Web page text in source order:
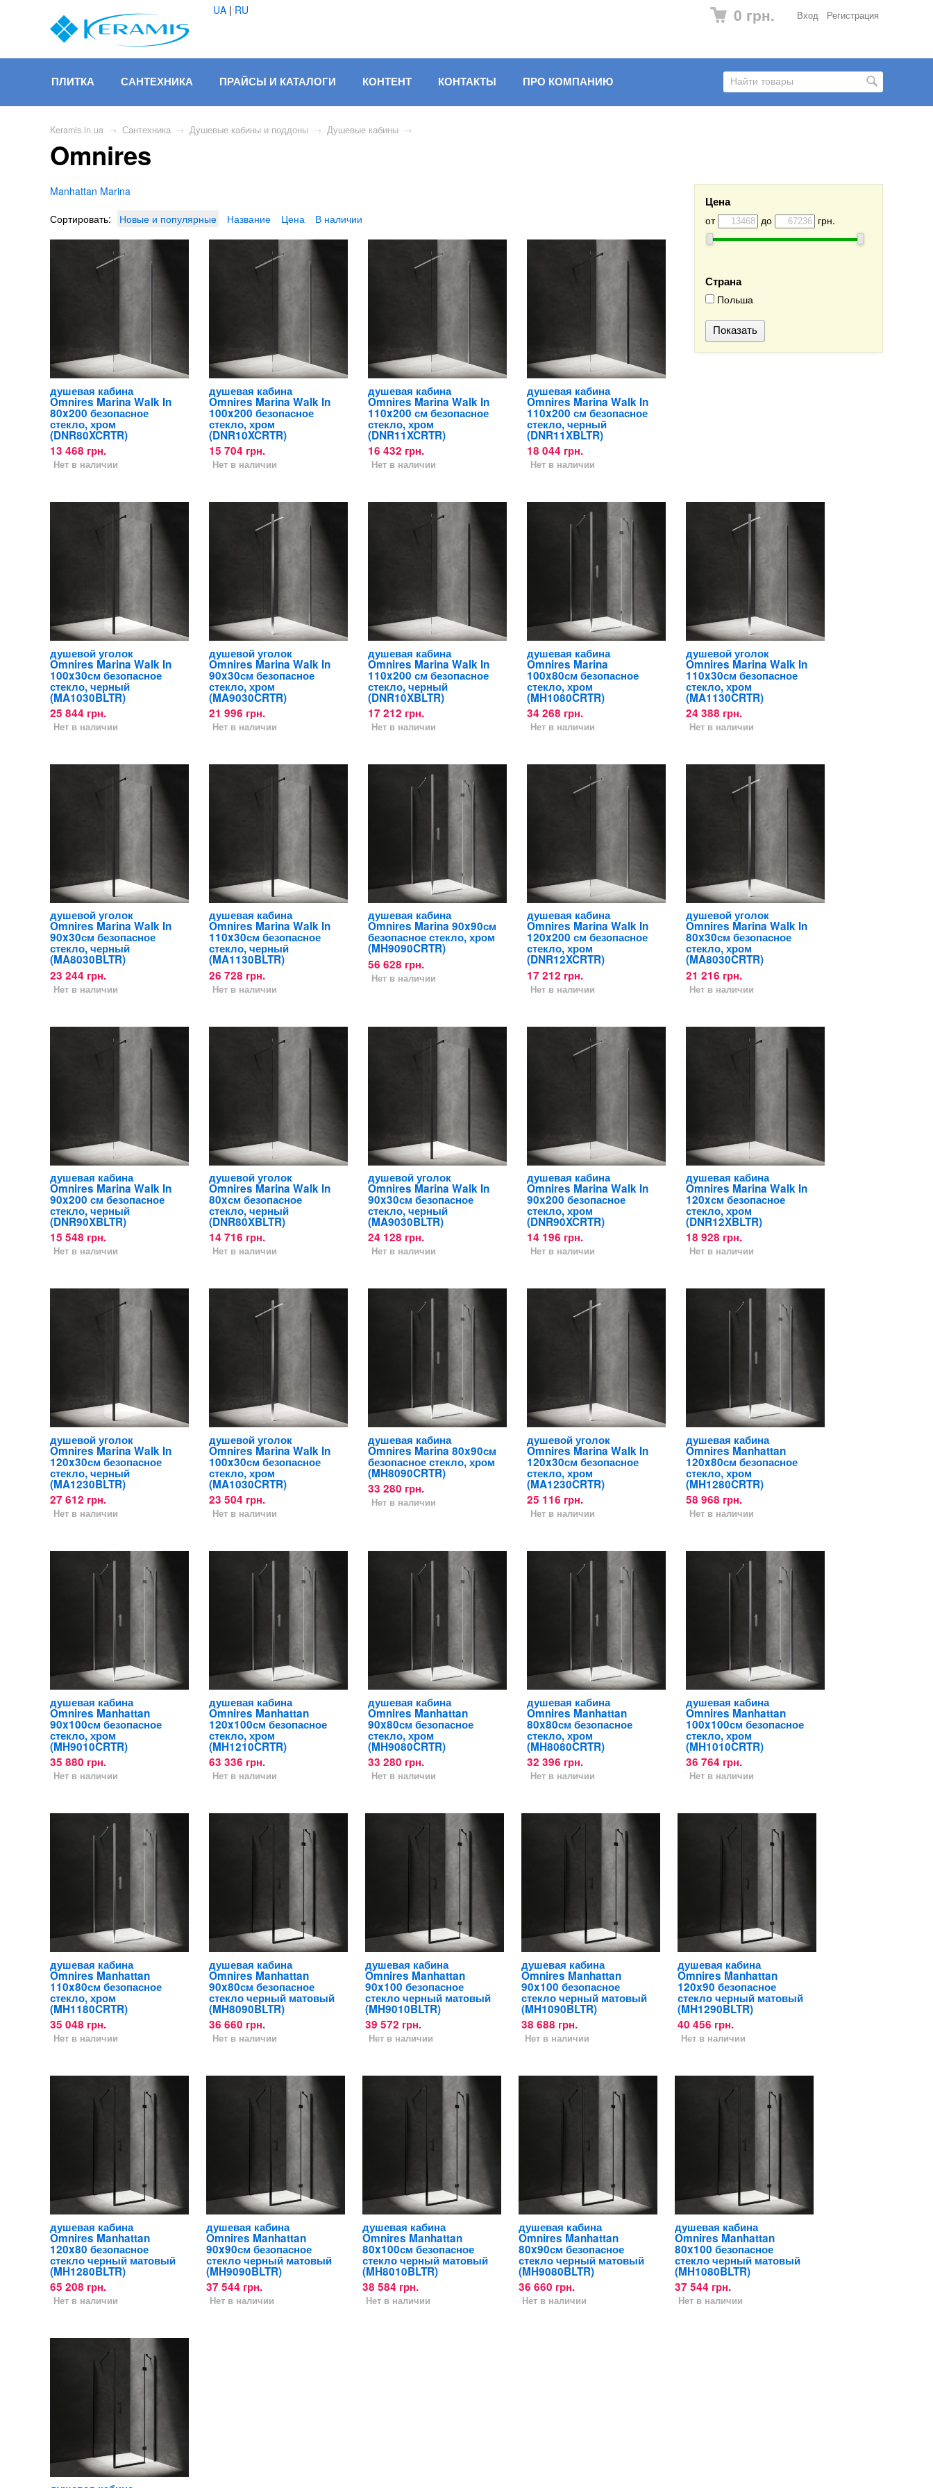
Вход Регистрация
0 грн.
UA | RU
ПЛИТКА САНТЕХНИКА ПРАЙСЫ И КАТАЛОГИ КОНТЕНТ КОНТАКТЫ ПРО КОМПАНИЮ
Keramis.in.ua → Сантехника → Душевые кабины и поддоны → Душевые кабины →
Omnires
Цена
от до грн.
Страна
Польша
Manhattan Marina
Сортировать:
Новые и популярные Название Цена В наличии
душевая кабина
Omnires Marina Walk In
80x200 безопасное
стекло, хром
(DNR80XCRTR)
13 468 грн.
Нет в наличии
душевая кабина
Omnires Marina Walk In
100x200 безопасное
стекло, хром
(DNR10XCRTR)
15 704 грн.
Нет в наличии
душевая кабина
Omnires Marina Walk In
110x200 см безопасное
стекло, хром
(DNR11XCRTR)
16 432 грн.
Нет в наличии
душевая кабина
Omnires Marina Walk In
110x200 см безопасное
стекло, черный
(DNR11XBLTR)
18 044 грн.
Нет в наличии
душевой уголок
Omnires Marina Walk In
100x30см безопасное
стекло, черный
(MA1030BLTR)
25 844 грн.
Нет в наличии
душевой уголок
Omnires Marina Walk In
90x30см безопасное
стекло, хром
(MA9030CRTR)
21 996 грн.
Нет в наличии
душевая кабина
Omnires Marina Walk In
110x200 см безопасное
стекло, черный
(DNR10XBLTR)
17 212 грн.
Нет в наличии
душевая кабина
Omnires Marina
100x80см безопасное
стекло, хром
(MH1080CRTR)
34 268 грн.
Нет в наличии
душевой уголок
Omnires Marina Walk In
110x30см безопасное
стекло, хром
(MA1130CRTR)
24 388 грн.
Нет в наличии
душевой уголок
Omnires Marina Walk In
90x30см безопасное
стекло, черный
(MA8030BLTR)
23 244 грн.
Нет в наличии
душевая кабина
Omnires Marina Walk In
110x30см безопасное
стекло, черный
(MA1130BLTR)
26 728 грн.
Нет в наличии
душевая кабина
Omnires Marina 90x90см
безопасное стекло, хром
(MH9090CRTR)
56 628 грн.
Нет в наличии
душевая кабина
Omnires Marina Walk In
120x200 см безопасное
стекло, хром
(DNR12XCRTR)
17 212 грн.
Нет в наличии
душевой уголок
Omnires Marina Walk In
80x30см безопасное
стекло, хром
(MA8030CRTR)
21 216 грн.
Нет в наличии
душевая кабина
Omnires Marina Walk In
90x200 см безопасное
стекло, черный
(DNR90XBLTR)
15 548 грн.
Нет в наличии
душевой уголок
Omnires Marina Walk In
80xсм безопасное
стекло, черный
(DNR80XBLTR)
14 716 грн.
Нет в наличии
душевой уголок
Omnires Marina Walk In
90x30см безопасное
стекло, черный
(MA9030BLTR)
24 128 грн.
Нет в наличии
душевая кабина
Omnires Marina Walk In
90x200 безопасное
стекло, хром
(DNR90XCRTR)
14 196 грн.
Нет в наличии
душевая кабина
Omnires Marina Walk In
120xсм безопасное
стекло, хром
(DNR12XBLTR)
18 928 грн.
Нет в наличии
душевой уголок
Omnires Marina Walk In
120x30см безопасное
стекло, черный
(MA1230BLTR)
27 612 грн.
Нет в наличии
душевой уголок
Omnires Marina Walk In
100x30см безопасное
стекло, хром
(MA1030CRTR)
23 504 грн.
Нет в наличии
душевая кабина
Omnires Marina 80x90см
безопасное стекло, хром
(MH8090CRTR)
33 280 грн.
Нет в наличии
душевой уголок
Omnires Marina Walk In
120x30см безопасное
стекло, хром
(MA1230CRTR)
25 116 грн.
Нет в наличии
душевая кабина
Omnires Manhattan
120x80см безопасное
стекло, хром
(MH1280CRTR)
58 968 грн.
Нет в наличии
душевая кабина
Omnires Manhattan
90x100см безопасное
стекло, хром
(MH9010CRTR)
35 880 грн.
Нет в наличии
душевая кабина
Omnires Manhattan
120x100см безопасное
стекло, хром
(MH1210CRTR)
63 336 грн.
Нет в наличии
душевая кабина
Omnires Manhattan
90x80см безопасное
стекло, хром
(MH9080CRTR)
33 280 грн.
Нет в наличии
душевая кабина
Omnires Manhattan
80x80см безопасное
стекло, хром
(MH8080CRTR)
32 396 грн.
Нет в наличии
душевая кабина
Omnires Manhattan
100x100см безопасное
стекло, хром
(MH1010CRTR)
36 764 грн.
Нет в наличии
душевая кабина
Omnires Manhattan
110x80см безопасное
стекло, хром
(MH1180CRTR)
35 048 грн.
Нет в наличии
душевая кабина
Omnires Manhattan
90x80см безопасное
стекло черный матовый
(MH8090BLTR)
36 660 грн.
Нет в наличии
душевая кабина
Omnires Manhattan
90x100 безопасное
стекло черный матовый
(MH9010BLTR)
39 572 грн.
Нет в наличии
душевая кабина
Omnires Manhattan
90x100 безопасное
стекло черный матовый
(MH1090BLTR)
38 688 грн.
Нет в наличии
душевая кабина
Omnires Manhattan
120x90 безопасное
стекло черный матовый
(MH1290BLTR)
40 456 грн.
Нет в наличии
душевая кабина
Omnires Manhattan
120x80 безопасное
стекло черный матовый
(MH1280BLTR)
65 208 грн.
Нет в наличии
душевая кабина
Omnires Manhattan
90x90см безопасное
стекло черный матовый
(MH9090BLTR)
37 544 грн.
Нет в наличии
душевая кабина
Omnires Manhattan
80x100см безопасное
стекло черный матовый
(MH8010BLTR)
38 584 грн.
Нет в наличии
душевая кабина
Omnires Manhattan
80x90см безопасное
стекло черный матовый
(MH9080BLTR)
36 660 грн.
Нет в наличии
душевая кабина
Omnires Manhattan
80x100 безопасное
стекло черный матовый
(MH1080BLTR)
37 544 грн.
Нет в наличии